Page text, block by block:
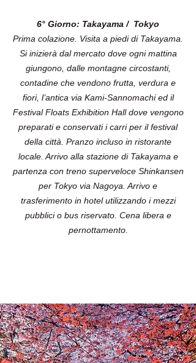
6° Giorno: Takayama / Tokyo
Prima colazione. Visita a piedi di Takayama.
Si inizierà dal mercato dove ogni mattina
giungono, dalle montagne circostanti,
contadine che vendono frutta, verdura e
fiori, l’antica via Kami-Sannomachi ed il
Festival Floats Exhibition Hall dove vengono
preparati e conservati i carri per il festival
della città. Pranzo incluso in ristorante
locale. Arrivo alla stazione di Takayama e
partenza con treno superveloce Shinkansen
per Tokyo via Nagoya. Arrivo e
trasferimento in hotel utilizzando i mezzi
pubblici o bus riservato. Cena libera e
pernottamento.